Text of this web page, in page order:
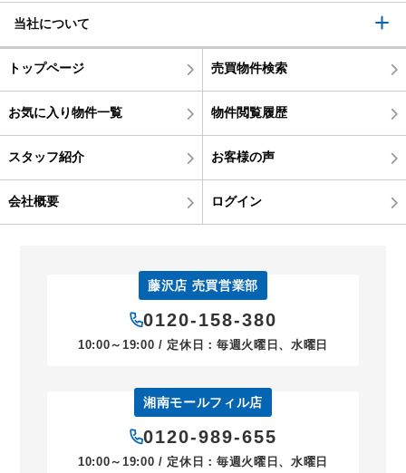
当社について
トップページ 売買物件検索
お気に入り物件一覧 物件閲覧履歴
スタッフ紹介 お客様の声
会社概要 ログイン
藤沢店 売買営業部
0120-158-380
10:00～19:00 / 定休日：毎週火曜日、水曜日
湘南モールフィル店
0120-989-655
10:00～19:00 / 定休日：毎週火曜日、水曜日